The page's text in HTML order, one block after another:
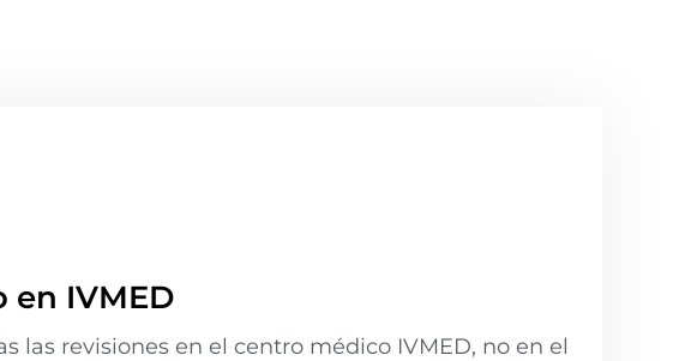
en IVMED
las revisiones en el centro médico IVMED, no en el